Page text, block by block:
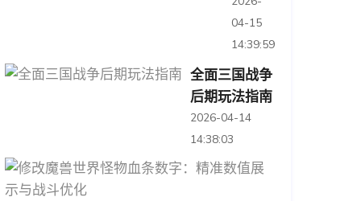
04-15
14:39:59
全面三国战争
后期玩法指南
2026-04-14
14:38:03